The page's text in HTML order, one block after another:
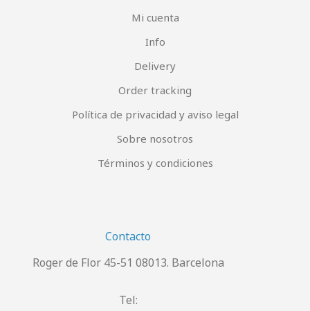
Mi cuenta
Info
Delivery
Order tracking
Política de privacidad y aviso legal
Sobre nosotros
Términos y condiciones
Contacto
Roger de Flor 45-51 08013. Barcelona
Tel: